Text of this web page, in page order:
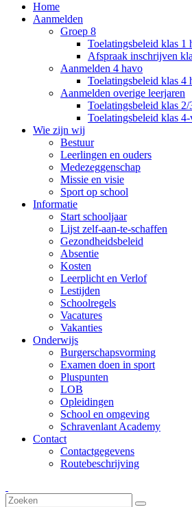
Home
Aanmelden
Groep 8
Toelatingsbeleid klas 1
Afspraak inschrijven
Aanmelden 4 havo
Toelatingsbeleid klas 4
Aanmelden overige leerjaren
Toelatingsbeleid klas
Toelatingsbeleid klas
Wie zijn wij
Bestuur
Leerlingen en ouders
Medezeggenschap
Missie en visie
Sport op school
Informatie
Start schooljaar
Lijst zelf-aan-te-schaffen
Gezondheidsbeleid
Absentie
Kosten
Leerplicht en Verlof
Lestijden
Schoolregels
Vacatures
Vakanties
Onderwijs
Burgerschapsvorming
Examen doen in sport
Pluspunten
LOB
Opleidingen
School en omgeving
Schravenlant Academy
Contact
Contactgegevens
Routebeschrijving